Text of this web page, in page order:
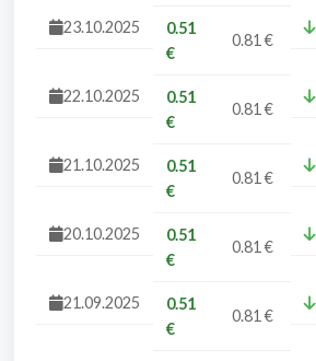
23.10.2025
0.51
€
0.81 €
22.10.2025
0.51
€
0.81 €
21.10.2025
0.51
€
0.81 €
20.10.2025
0.51
€
0.81 €
21.09.2025
0.51
€
0.81 €